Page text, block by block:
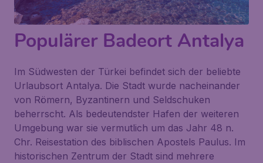
Populärer Badeort Antalya
Im Südwesten der Türkei befindet sich der beliebte
Urlaubsort Antalya. Die Stadt wurde nacheinander
von Römern, Byzantinern und Seldschuken
beherrscht. Als bedeutendster Hafen der weiteren
Umgebung war sie vermutlich um das Jahr 48 n.
Chr. Reisestation des biblischen Apostels Paulus. Im
historischen Zentrum der Stadt sind mehrere